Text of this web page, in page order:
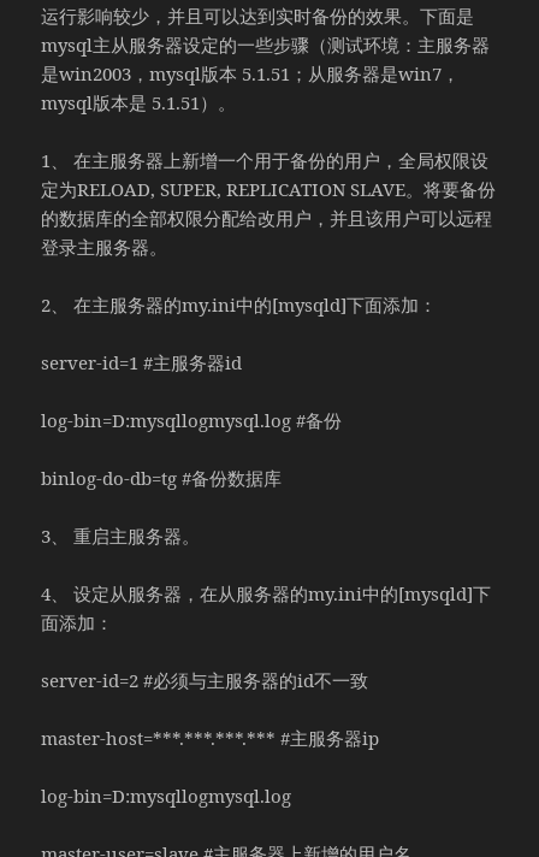
运行影响较少，并且可以达到实时备份的效果。下面是
mysql主从服务器设定的一些步骤（测试环境：主服务器
是win2003，mysql版本 5.1.51；从服务器是win7，
mysql版本是 5.1.51）。
1、 在主服务器上新增一个用于备份的用户，全局权限设
定为RELOAD, SUPER, REPLICATION SLAVE。将要备份
的数据库的全部权限分配给改用户，并且该用户可以远程
登录主服务器。
2、 在主服务器的my.ini中的[mysqld]下面添加：
server-id=1 #主服务器id
log-bin=D:mysqllogmysql.log #备份
binlog-do-db=tg #备份数据库
3、 重启主服务器。
4、 设定从服务器，在从服务器的my.ini中的[mysqld]下
面添加：
server-id=2 #必须与主服务器的id不一致
master-host=***.***.***.*** #主服务器ip
log-bin=D:mysqllogmysql.log